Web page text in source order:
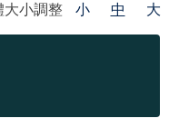
大小調整 小 中 大